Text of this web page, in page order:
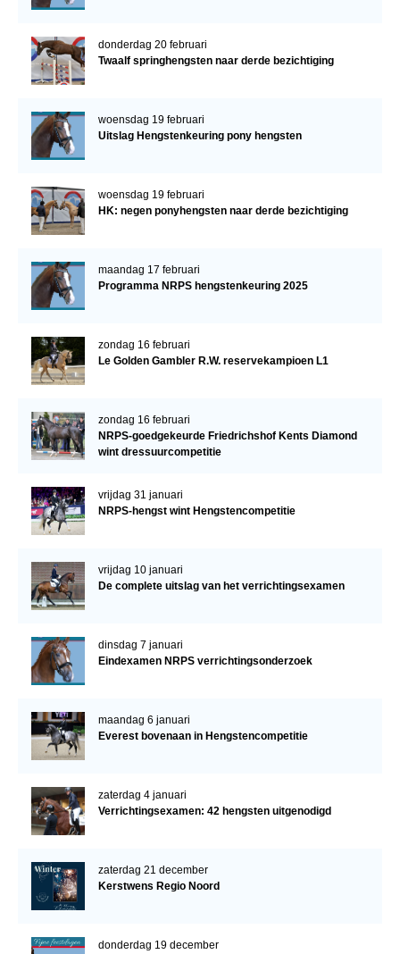
donderdag 20 februari
Twaalf springhengsten naar derde bezichtiging
woensdag 19 februari
Uitslag Hengstenkeuring pony hengsten
woensdag 19 februari
HK: negen ponyhengsten naar derde bezichtiging
maandag 17 februari
Programma NRPS hengstenkeuring 2025
zondag 16 februari
Le Golden Gambler R.W. reservekampioen L1
zondag 16 februari
NRPS-goedgekeurde Friedrichshof Kents Diamond
wint dressuurcompetitie
vrijdag 31 januari
NRPS-hengst wint Hengstencompetitie
vrijdag 10 januari
De complete uitslag van het verrichtingsexamen
dinsdag 7 januari
Eindexamen NRPS verrichtingsonderzoek
maandag 6 januari
Everest bovenaan in Hengstencompetitie
zaterdag 4 januari
Verrichtingsexamen: 42 hengsten uitgenodigd
zaterdag 21 december
Kerstwens Regio Noord
donderdag 19 december